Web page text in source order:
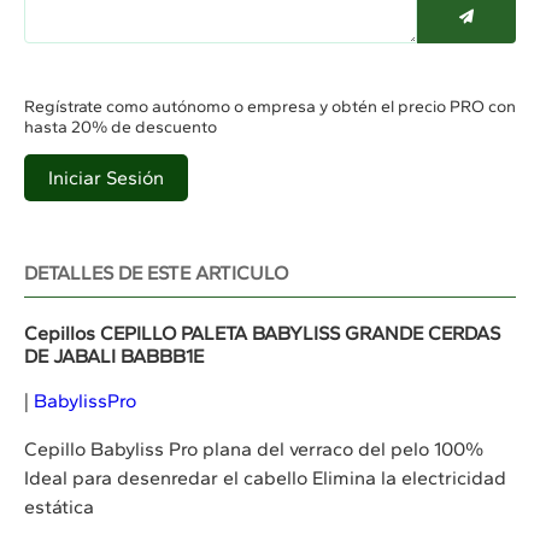
Regístrate como autónomo o empresa y obtén el precio PRO con
hasta 20% de descuento
Iniciar Sesión
DETALLES DE ESTE ARTICULO
Cepillos CEPILLO PALETA BABYLISS GRANDE CERDAS
DE JABALI BABBB1E
| BabylissPro
Cepillo Babyliss Pro plana del verraco del pelo 100%
Ideal para desenredar el cabello Elimina la electricidad
estática